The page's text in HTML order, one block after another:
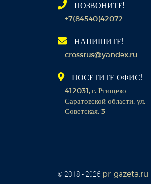
ПОЗВОНИТЕ!
+7(84540)42072
НАПИШИТЕ!
crossrus@yandex.ru
ПОСЕТИТЕ ОФИС!
412031, г. Ртищево
Саратовской области, ул.
Советская, 3
© 2018 - 2026 pr-gazeta.ru